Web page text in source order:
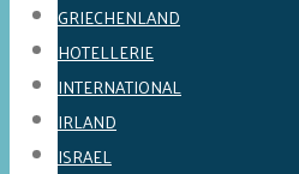
GRIECHENLAND
HOTELLERIE
INTERNATIONAL
IRLAND
ISRAEL